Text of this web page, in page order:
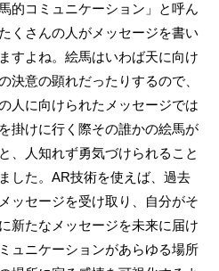
的コミュニケーション」と呼ん
くさんの人がメッセージを書い
すよね。絵馬はいわば天に向け
決意の顕れだったりするので、
人に向けられたメッセージでは
掛けに行く際その誰かの絵馬が
、人知れず勇気づけられること
した。AR技術を使えば、過去
ッセージを受け取り、自分がそ
新たなメッセージを未来に届け
ュニケーションがあらゆる場所